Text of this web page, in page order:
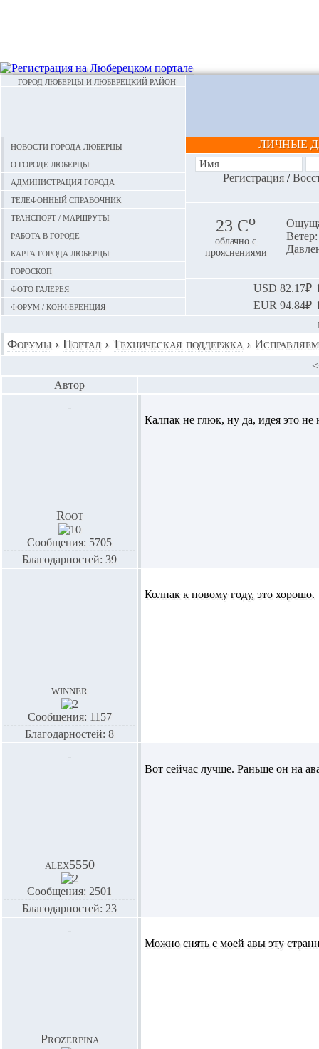
ГОРОД ЛЮБЕРЦЫ И ЛЮБЕРЕЦКИЙ РАЙОН
Новости города Люберцы
О городе Люберцы
Администрация города
Телефонный справочник
Транспорт / маршруты
Работа в городе
Карта города Люберцы
Гороскоп
Фото галерея
Форум / конференция
ЛИЧНЫЕ
Регистрация/
23 Сo
облачно с
прояснениями
USD 82.17₽
EUR 94.84₽
Форумы › Портал › Техническая поддержка›
Автор
Root
Сообщения: 5705
Благодарностей: 39
Калпак не глюк, ну да, идея это
winner
Сообщения: 1157
Благодарностей: 8
Колпак к новому году, это хорошо.
alex5550
Сообщения: 2501
Благодарностей: 23
Вот сейчас лучше. Раньше он на
Prozerpina
Можно снять с моей авы эту